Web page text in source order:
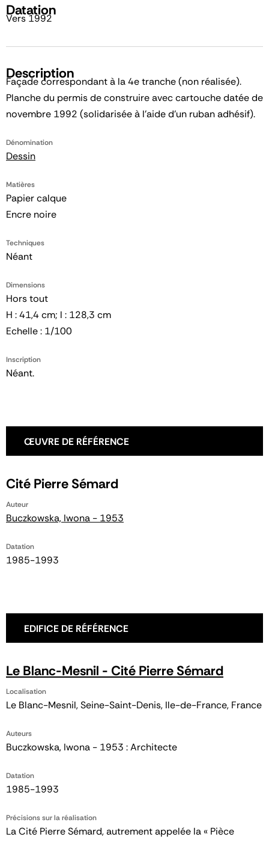
Datation
Vers 1992
Description
Façade correspondant à la 4e tranche (non réalisée).
Planche du permis de construire avec cartouche datée de
novembre 1992 (solidarisée à l'aide d'un ruban adhésif).
Dénomination
Dessin
Matières
Papier calque
Encre noire
Techniques
Néant
Dimensions
Hors tout
H : 41,4 cm; l : 128,3 cm
Echelle : 1/100
Inscription
Néant.
ŒUVRE DE RÉFÉRENCE
Cité Pierre Sémard
Auteur
Buczkowska, Iwona - 1953
Datation
1985-1993
EDIFICE DE RÉFÉRENCE
Le Blanc-Mesnil - Cité Pierre Sémard
Localisation
Le Blanc-Mesnil, Seine-Saint-Denis, Ile-de-France, France
Auteurs
Buczkowska, Iwona - 1953 : Architecte
Datation
1985-1993
Précisions sur la réalisation
La Cité Pierre Sémard, autrement appelée la « Pièce